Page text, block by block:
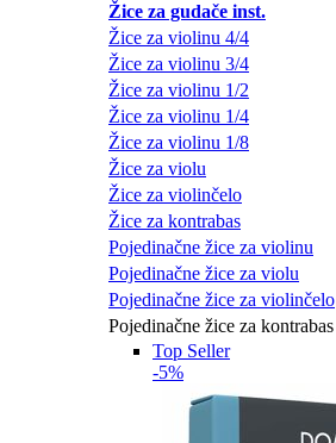
Žice za gudače inst.
Žice za violinu 4/4
Žice za violinu 3/4
Žice za violinu 1/2
Žice za violinu 1/4
Žice za violinu 1/8
Žice za violu
Žice za violinčelo
Žice za kontrabas
Pojedinačne žice za violinu
Pojedinačne žice za violu
Pojedinačne žice za violinčelo
Pojedinačne žice za kontrabas
Top Seller
-5%